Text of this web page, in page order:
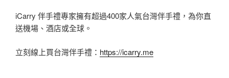
iCarry 伴手禮專家擁有超過400家人氣台灣伴手禮，為你直
送機場、酒店或全球。
立刻線上買台灣伴手禮： https://icarry.me